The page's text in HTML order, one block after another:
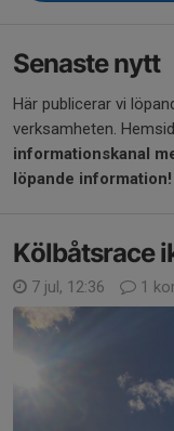
Senaste nytt
Här publicerar vi
verksamheten.
informationskanal
löpande information!
Kölbåtsrace
7 jul, 12:36 1